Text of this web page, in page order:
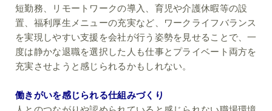
短勤務、リモートワークの導入、育児や介護休暇等の設
置、福利厚生メニューの充実など、ワークライフバランス
を実現しやすい支援を会社が行う姿勢を見せることで、一
度は静かな退職を選択した人も仕事とプライベート両方を
充実させようと感じられるかもしれない。
働きがいを感じられる仕組みづくり